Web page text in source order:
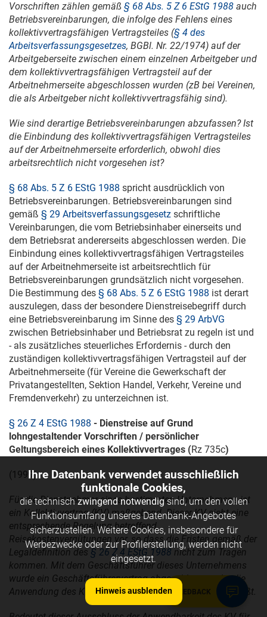
FEEDBACK
Vorschriften zählen gemäß § 68 Abs. 5 Z 6 EStG 1988 auch
Betriebsvereinbarungen, die infolge des Fehlens eines
kollektivvertragsfähigen Vertragsteiles (§ 4 des
Arbeitsverfassungsgesetzes, BGBl. Nr. 22/1974) auf der
Arbeitgeberseite zwischen einem einzelnen Arbeitgeber und
dem kollektivvertragsfähigen Vertragsteil auf der
Arbeitnehmerseite abgeschlossen wurden (zB bei Vereinen,
die als Arbeitgeber nicht kollektivvertragsfähig sind).
Wie sind derartige Betriebsvereinbarungen abzufassen? Ist
die Einbindung des kollektivvertragsfähigen Vertragsteiles
auf der Arbeitnehmerseite erforderlich, obwohl dies
arbeitsrechtlich nicht vorgesehen ist?
§ 68 Abs. 5 Z 6 EStG 1988 spricht ausdrücklich von
Betriebsvereinbarungen. Betriebsvereinbarungen sind
gemäß § 29 Arbeitsverfassungsgesetz schriftliche
Vereinbarungen, die vom Betriebsinhaber einerseits und
dem Betriebsrat andererseits abgeschlossen werden. Die
Einbindung eines kollektivvertragsfähigen Vertragsteiles
auf der Arbeitnehmerseite ist arbeitsrechtlich für
Betriebsvereinbarungen grundsätzlich nicht vorgesehen.
Die Bestimmung des § 68 Abs. 5 Z 6 EStG 1988 ist derart
auszulegen, dass der besondere Dienstreisebegriff durch
eine Betriebsvereinbarung im Sinne des § 29 ArbVG
zwischen Betriebsinhaber und Betriebsrat zu regeln ist und
- als zusätzliches steuerliches Erfordernis - durch den
zuständigen kollektivvertragsfähigen Vertragsteil auf der
Arbeitnehmerseite (für Vereine die Gewerkschaft der
Privatangestellten, Sektion Handel, Verkehr, Vereine und
Fremdenverkehr) zu unterzeichnen ist.
§ 26 Z 4 EStG 1988 - Dienstreise auf Grund
lohngestaltender Vorschriften / persönlicher
Geltungsbereich eines Kollektivvertrages (Rz 735c)
(1999)
Für die Dienstnehmer eines bestimmten Unternehmens ist
ein Kollektivvertrag (KV) maßgebend. Dieser KV sieht eine
entsprechende Regelung betreffend
Reisekostenvergütungen vor, so dass die Fristen gemäß der
Legaldefinition des § 26 Z 4 EStG 1988 nicht zum Tragen
kommen. Mit dem Geschäftsführer dieses Unternehmens
wurde ein Geschäftsführervertrag abgeschlossen, der die
Anwendung des KV für diesen Geschäftsführer ausschließt.
Ihre Datenbank verwendet ausschließlich
funktionale Cookies,
die technischzwingend notwendigsind, um den vollen
Funktionsumfang unseres Datenbank-Angebotes
sicherzustellen. Weitere Cookies, insbesondere für
Werbezwecke oder zur Profilerstellung, werden nicht
eingesetzt.
Hinweis ausblenden